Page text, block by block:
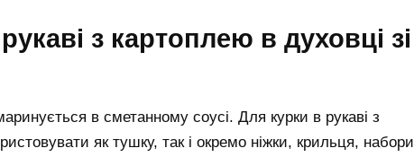
з картоплею в духовці зі
в сметанному соусі. Для курки в рукаві з
як тушку, так і окремо ніжки, крильця, набори